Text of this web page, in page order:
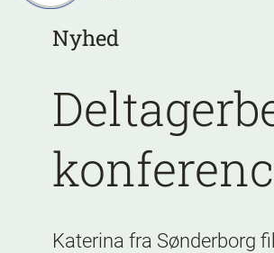
Nyhed
Katerina fra Sønderborg